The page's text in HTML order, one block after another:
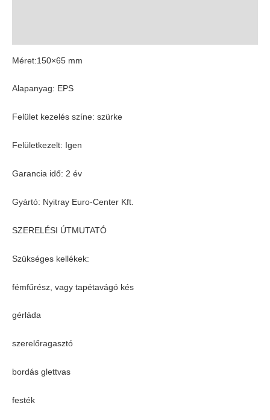
Méret:150×65 mm
Alapanyag: EPS
Felület kezelés színe: szürke
Felületkezelt: Igen
Garancia idő: 2 év
Gyártó: Nyitray Euro-Center Kft.
SZERELÉSI ÚTMUTATÓ
Szükséges kellékek:
fémfűrész, vagy tapétavágó kés
gérláda
szerelőragasztó
bordás glettvas
festék